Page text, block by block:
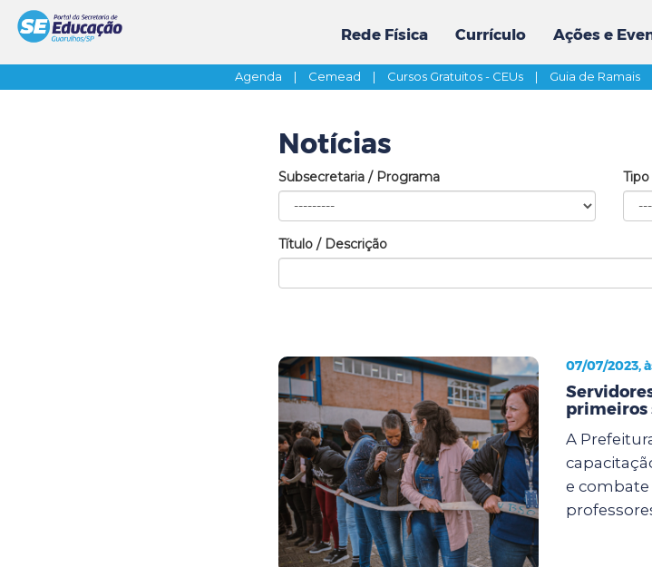
Rede Física Currículo Ações e
Agenda | Cemead | Cursos Gratuitos - CEUs | Guia de Ramais
Notícias
Subsecretaria / Programa
Título / Descrição
07/07/2023,
primeiros
A
e combate